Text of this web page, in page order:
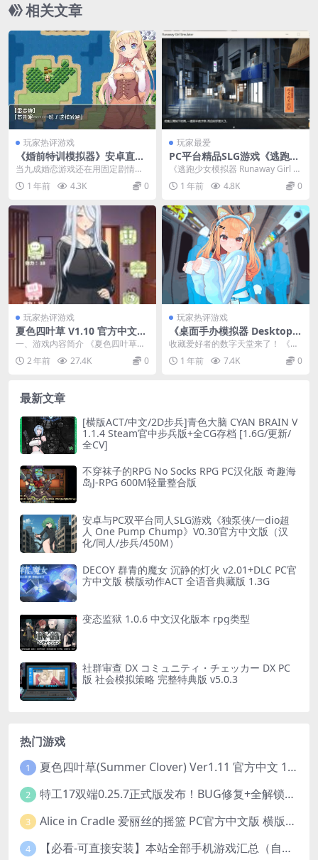
相关文章
玩家热评游戏
《婚前特训模拟器》安卓直装
官中版正式发布：颠覆性恋爱
策略RPG
当九成婚恋游戏还在用固定剧情线
消耗玩家耐心时，《婚前特训模拟
器》（原日文名：結婚...
1 年前 4.3K 0
玩家最爱
PC平台精品SLG游戏《逃跑少
女模拟器 Runaway Girl Sim
ulator Ver1.1.8》官方中文版
《逃跑少女模拟器 Runaway Girl Si
mulator Ver1.1.8...
1 年前 4.8K 0
玩家热评游戏
夏色四叶草 V1.10 官方中文版
本 PC电脑端 带游戏存档CG
一、游戏内容简介 《夏色四叶草》
是一款养成互动 SLG 类型游戏 。游
戏中，玩家...
2 年前 27.4K 0
玩家热评游戏
《桌面手办模拟器 Desktop G
arage Kit V2.4.09》3D全动
收藏爱好者的数字天堂来了！​​ 《桌
面手办模拟器 Desktop Garage ...
1 年前 7.4K 0
最新文章
[横版ACT/中文/2D步兵]青色大脑 CYAN BRAIN V
1.1.4 Steam官中步兵版+全CG存档 [1.6G/更新/
全CV]
不穿袜子的RPG No Socks RPG PC汉化版 奇趣海
岛J-RPG 600M轻量整合版
安卓与PC双平台同人SLG游戏《独泵侠/一dio超
人 One Pump Chump》V0.30官方中文版（汉
化/同人/步兵/450M）
DECOY 群青的魔女 沉静的灯火 v2.01+DLC PC官
方中文版 横版动作ACT 全语音典藏版 1.3G
变态监狱 1.0.6 中文汉化版本 rpg类型
社群审查 DX コミュニティ・チェッカー DX PC
版 社会模拟策略 完整特典版 v5.0.3
热门游戏
1 夏色四叶草(Summer Clover) Ver1.11 官方中文 1+4.35G 全CG 有CV 百度盘版本
2 特工17双端0.25.7正式版发布！BUG修复+全解锁存档+赞助码合集（安卓/PC/中文/动态）
3 Alice in Cradle 爱丽丝的摇篮 PC官方中文版 横版动作ACT 手绘幻想风 v0.29g 完整体验版
4 【必看-可直接安装】本站全部手机游戏汇总（自带修改器MOD）